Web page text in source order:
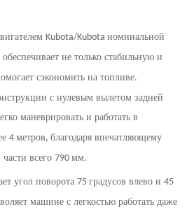
Kubota/Kubota номинальной
обеспечивает не только стабильную и
сэкономить на топливе.
с нулевым вылетом задней
маневрировать и работать в
4 метров, благодаря впечатляющему
всего 790 мм.
угол поворота 75 градусов влево и 45
машине с легкостью работать даже